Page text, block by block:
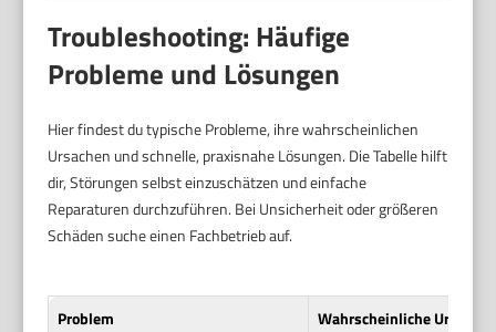
Troubleshooting: Häufige
Probleme und Lösungen
Hier findest du typische Probleme, ihre wahrscheinlichen
Ursachen und schnelle, praxisnahe Lösungen. Die Tabelle hilft
dir, Störungen selbst einzuschätzen und einfache
Reparaturen durchzuführen. Bei Unsicherheit oder größeren
Schäden suche einen Fachbetrieb auf.
Problem
Wahrscheinliche Ursache